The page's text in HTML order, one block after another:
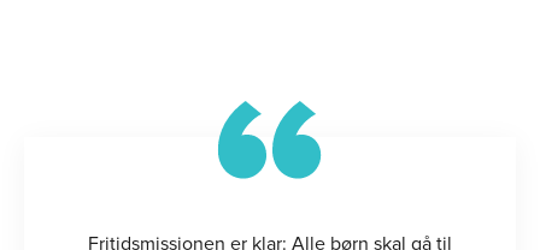
fritidsmissionen?
Se videoen
Fritidsmissionen er klar: Alle børn skal gå til